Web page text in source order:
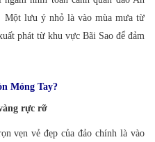
Một lưu ý nhỏ là vào mùa mưa từ
phát từ khu vực Bãi Sao để đảm
Móng Tay?
rực rỡ
vẹn vẻ đẹp của đảo chính là vào